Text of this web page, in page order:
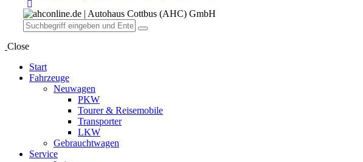
Close
Start
Fahrzeuge
Neuwagen
PKW
Tourer & Reisemobile
Transporter
LKW
Gebrauchtwagen
Service